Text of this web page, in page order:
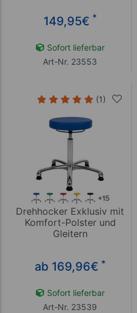
149,95€ *
Sofort lieferbar
Art-Nr. 23553
(1)
Drehhocker Exklusiv mit
Komfort-Polster und
Gleitern
ab 169,96€ *
Sofort lieferbar
Art-Nr. 23539